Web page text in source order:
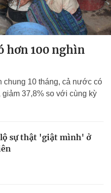
hơn 100 nghìn
chung 10 tháng, cả nước có
37,8% so với cùng kỳ
lộ sự thật 'giật mình' ở